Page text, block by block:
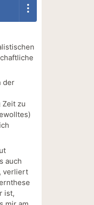
der
Zeit zu
auch
verliert
ist,